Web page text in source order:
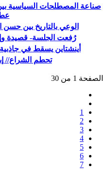
صناعة المصطلحات السياسية
الوعي بالتاريخ بين
رُفعت الجلسة- قصيدة
أينشتاين يسقط في
تحطم الشراع//
الصفحة 1 من 30
1
2
3
4
5
6
7